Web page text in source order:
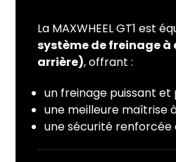
La MAXWHEEL GT1 est
système de freinage
arrière), offrant :
un freinage puissant et
une meilleure maîtrise
une sécurité renforcée